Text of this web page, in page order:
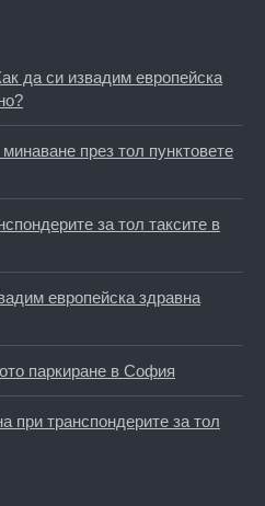
да си извадим европейска
през тол пунктовете
за тол таксите в
европейска здравна
паркиране в София
при транспондерите за тол